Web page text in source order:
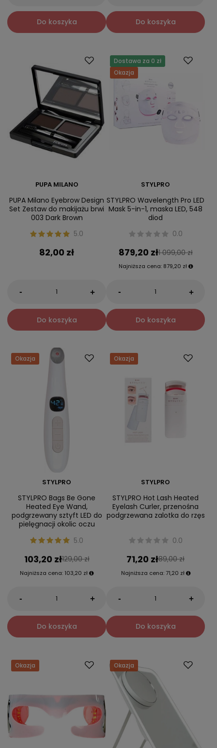
Do koszyka Do koszyka
PUPA MILANO
PUPA Milano Eyebrow Design
Set Zestaw do makijażu brwi
003 Dark Brown
5.0
82,00 zł
- +
Do koszyka
Dostawa za 0 zł
Okazja
STYLPRO
STYLPRO Wavelength Pro LED
Mask 5-in-1, maska LED, 548
diod
0.0
879,20 zł1 099,00 zł
Najniższa cena: 879,20 zł
- +
Do koszyka
Okazja
STYLPRO
STYLPRO Bags Be Gone
Heated Eye Wand,
podgrzewany sztyft LED do
pielęgnacji okolic oczu
5.0
103,20 zł129,00 zł
Najniższa cena: 103,20 zł
- +
Do koszyka
Okazja
STYLPRO
STYLPRO Hot Lash Heated
Eyelash Curler, przenośna
podgrzewana zalotka do rzęs
0.0
71,20 zł89,00 zł
Najniższa cena: 71,20 zł
- +
Do koszyka
Okazja Okazja